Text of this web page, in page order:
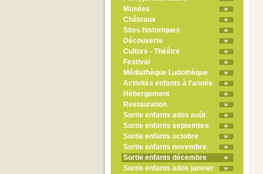
Musées
Châteaux
Sites historiques
Découverte
Culture - Théâtre
Festival
Médiathèque Ludothèque
Activités enfants à l'année
Hébergement
Restauration
Sortie enfants ados août
Sortie enfants septembre
Sortie enfants octobre
Sortie enfants novembre
Sortie enfants décembre
Sortie enfants ados janvier